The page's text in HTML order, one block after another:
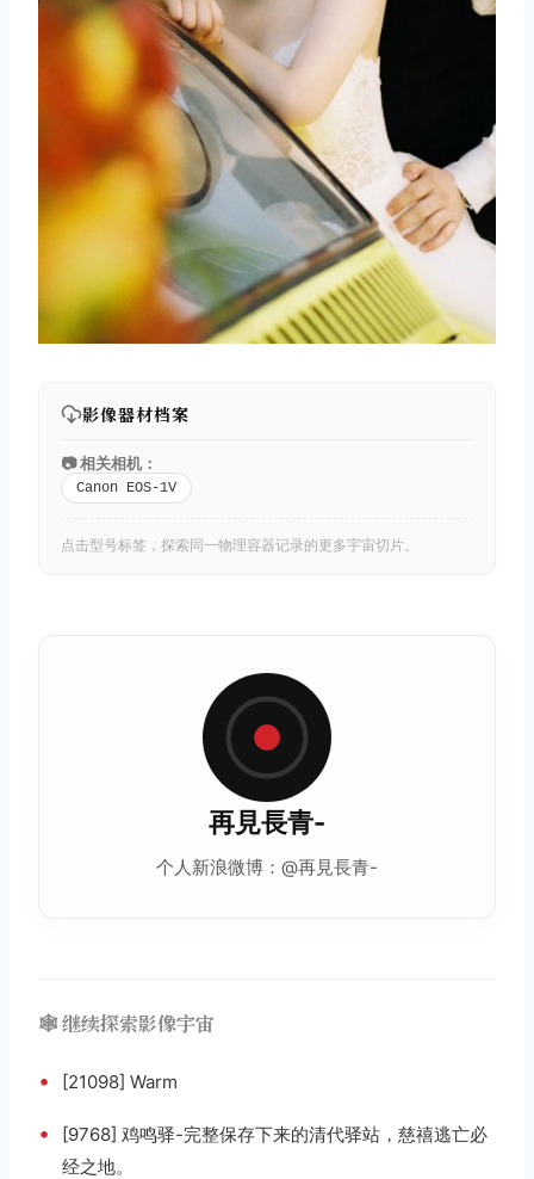
影像器材档案
📷 相关相机：
Canon EOS-1V
点击型号标签，探索同一物理容器记录的更多宇宙切片。
再見長青-
个人新浪微博：@再見長青-
🕸️ 继续探索影像宇宙
• [21098] Warm
•
[9768] 鸡鸣驿-完整保存下来的清代驿站，慈禧逃亡必
经之地。